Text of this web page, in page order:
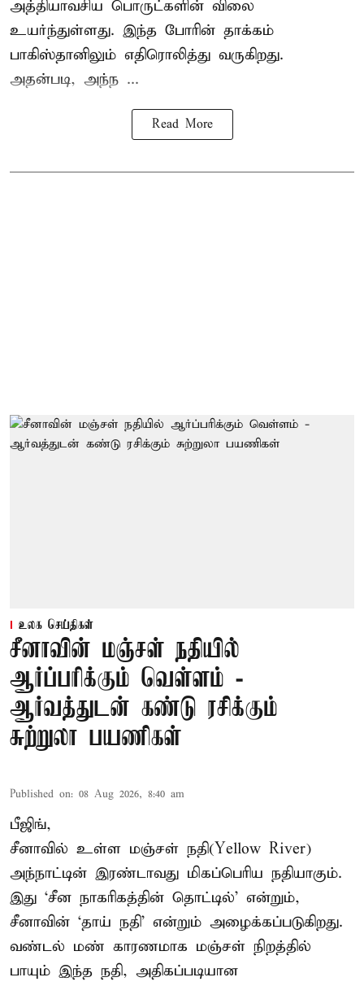
அத்தியாவசிய பொருட்களின் விலை
உயர்ந்துள்ளது. இந்த போரின் தாக்கம்
பாகிஸ்தானிலும் எதிரொலித்து வருகிறது.
அதன்படி, அந்ந ...
Read More
உலக செய்திகள்
சீனாவின் மஞ்சள் நதியில்
ஆர்ப்பரிக்கும் வெள்ளம் -
ஆர்வத்துடன் கண்டு ரசிக்கும்
சுற்றுலா பயணிகள்
Published on: 08 Aug 2026, 8:40 am
பீஜிங்,
சீனாவில் உள்ள மஞ்சள் நதி(Yellow River)
அந்நாட்டின் இரண்டாவது மிகப்பெரிய நதியாகும்.
இது ‘சீன நாகரிகத்தின் தொட்டில்’ என்றும்,
சீனாவின் ‘தாய் நதி’ என்றும் அழைக்கப்படுகிறது.
வண்டல் மண் காரணமாக மஞ்சள் நிறத்தில்
பாயும் இந்த நதி, அதிகப்படியான